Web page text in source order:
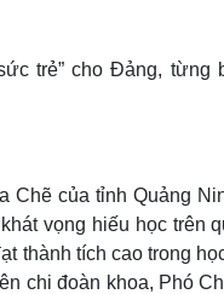
thể thao
Tư
- Điện ảnh
Nghệ
Thời
Sao
trẻ” cho Đảng,
Chẽ của tỉnh Quảng
vọng hiếu học trên
tích cao trong
chi đoàn khoa, Phó